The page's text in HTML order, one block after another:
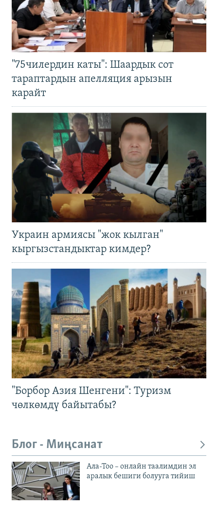
"75чилердин каты": Шаардык сот
тараптардын апелляция арызын
карайт
Украин армиясы "жок кылган"
кыргызстандыктар кимдер?
"Борбор Азия Шенгени": Туризм
чөлкөмдү байытабы?
Блог - Миңсанат
Ала-Тоо – онлайн таалимдин эл
аралык бешиги болууга тийиш